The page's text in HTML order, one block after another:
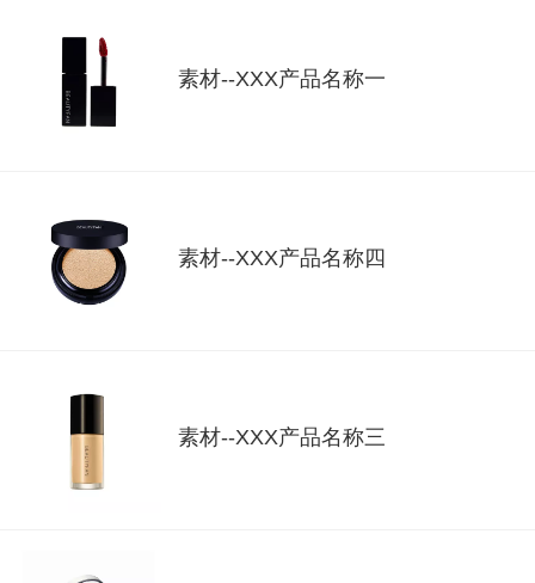
素材--XXX产品名称一
素材--XXX产品名称四
素材--XXX产品名称三